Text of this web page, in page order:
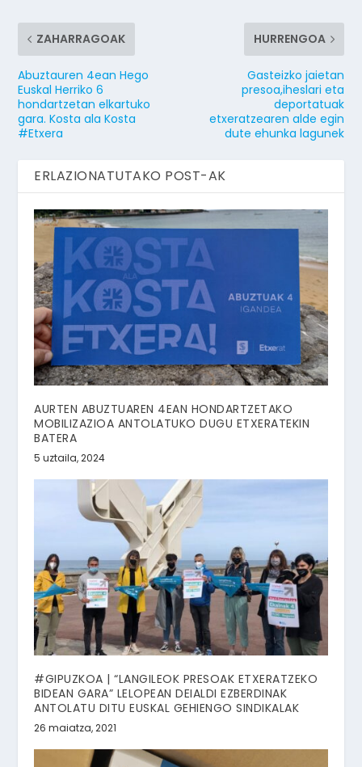
ZAHARRAGOAK
Abuztauren 4ean Hego
Euskal Herriko 6
hondartzetan elkartuko
gara. Kosta ala Kosta
#Etxera
HURRENGOA
Gasteizko jaietan
presoa,iheslari eta
deportatuak
etxeratzearen alde egin
dute ehunka lagunek
ERLAZIONATUTAKO POST-AK
AURTEN ABUZTUAREN 4EAN HONDARTZETAKO
MOBILIZAZIOA ANTOLATUKO DUGU ETXERATEKIN
BATERA
5 uztaila, 2024
#GIPUZKOA | “LANGILEOK PRESOAK ETXERATZEKO
BIDEAN GARA” LELOPEAN DEIALDI EZBERDINAK
ANTOLATU DITU EUSKAL GEHIENGO SINDIKALAK
26 maiatza, 2021